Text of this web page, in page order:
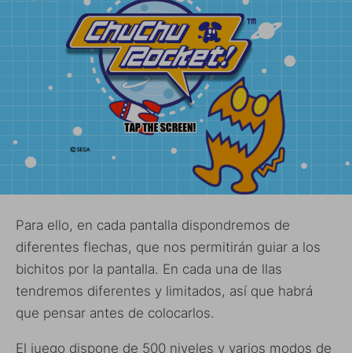
Para ello, en cada pantalla dispondremos de
diferentes flechas, que nos permitirán guiar a los
bichitos por la pantalla. En cada una de llas
tendremos diferentes y limitados, así que habrá
que pensar antes de colocarlos.
El juego dispone de 500 niveles y varios modos de